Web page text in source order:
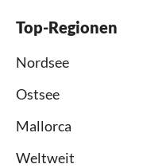
Top-Regionen
Nordsee
Ostsee
Mallorca
Weltweit